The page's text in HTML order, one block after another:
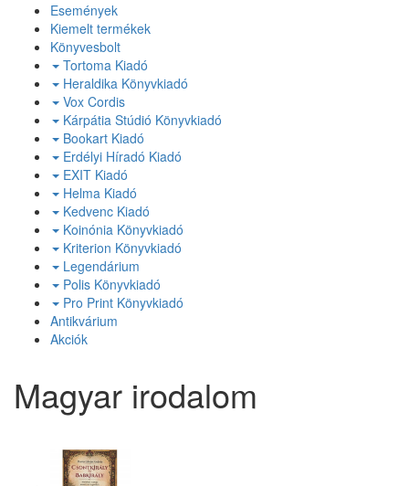
Események
Kiemelt termékek
Könyvesbolt
Tortoma Kiadó
Heraldika Könyvkiadó
Vox Cordis
Kárpátia Stúdió Könyvkiadó
Bookart Kiadó
Erdélyi Híradó Kiadó
EXIT Kiadó
Helma Kiadó
Kedvenc Kiadó
Koinónia Könyvkiadó
Kriterion Könyvkiadó
Legendárium
Polis Könyvkiadó
Pro Print Könyvkiadó
Antikvárium
Akciók
Magyar irodalom